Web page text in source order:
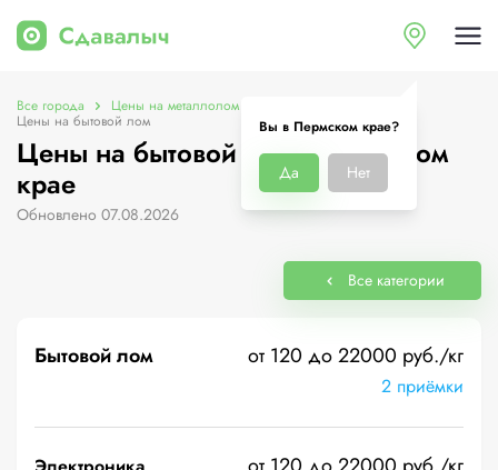
Вы в Пермском крае?
Да Нет
Все города Цены на металлолом в Пермском крае
Цены на бытовой лом
Цены на бытовой лом в Пермском
крае
Обновлено 07.08.2026
Все категории
Бытовой лом от 120 до 22000 руб./кг
2 приёмки